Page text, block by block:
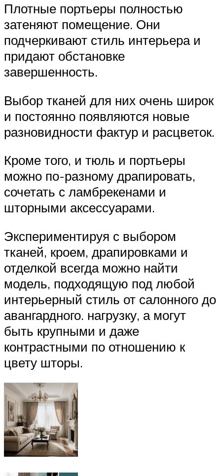
Плотные портьеры полностью
затеняют помещение. Они
подчеркивают стиль интерьера и
придают обстановке
завершенность.
Выбор тканей для них очень широк
и постоянно появляются новые
разновидности фактур и расцветок.
Кроме того, и тюль и портьеры
можно по-разному драпировать,
сочетать с ламбрекенами и
шторными аксессуарами.
Экспериментируя с выбором
тканей, кроем, драпировками и
отделкой всегда можно найти
модель, подходящую под любой
интерьерный стиль от салонного до
авангардного. нагрузку, а могут
быть крупными и даже
контрастными по отношению к
цвету шторы.